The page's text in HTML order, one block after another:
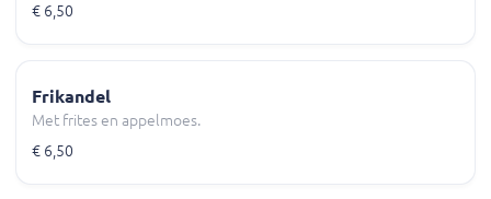
€ 6,50
Frikandel
Met frites en appelmoes.
€ 6,50